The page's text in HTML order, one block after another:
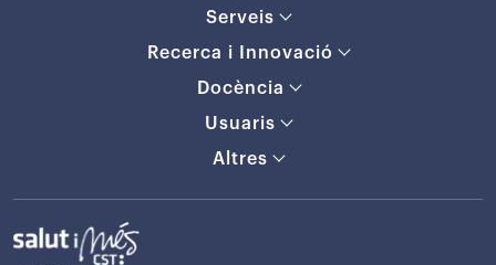
Serveis
Recerca i Innovació
Docència
Usuaris
Altres